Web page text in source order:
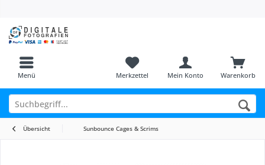
Menü Warenkorb
Merkzettel Mein Konto
Übersicht Sunbounce Cages & Scrims